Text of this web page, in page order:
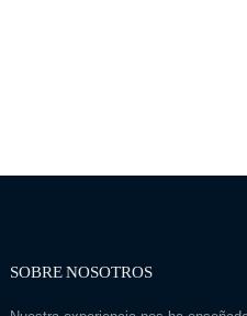
SOBRE NOSOTROS